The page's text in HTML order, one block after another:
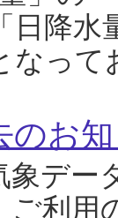
日降
なっ
のお
デー
利用